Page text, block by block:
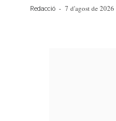
Redacció - 7 d'agost de 2026